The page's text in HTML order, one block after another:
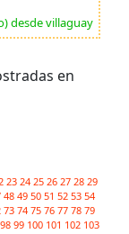
desde villaguay
en
23 24 25 26 27 28 29
48 49 50 51 52 53 54
73 74 75 76 77 78 79
98 99 100 101 102 103